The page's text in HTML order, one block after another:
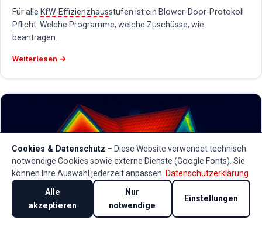
Für alle KfW-Effizienzhausstufen ist ein Blower-Door-Protokoll
Pflicht. Welche Programme, welche Zuschüsse, wie
beantragen.
Weiterlesen →
Cookies & Datenschutz – Diese Website verwendet technisch
notwendige Cookies sowie externe Dienste (Google Fonts). Sie
können Ihre Auswahl jederzeit anpassen. Datenschutzerklärung
Alle
akzeptieren
Nur
notwendige
Einstellungen